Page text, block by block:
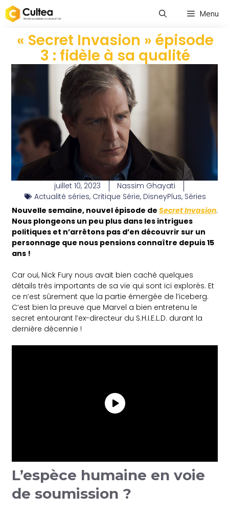
Menu
« Secret Invasion » épisode
3 : fidèle à sa qualité
juillet 10, 2023
Nassim Ghayati
Actualité séries, Critique Série, DisneyPlus, Séries
Nouvelle semaine, nouvel épisode deSecret Invasion.
Nous plongeons un peu plus dans les intrigues
politiques et n’arrêtons pas d’en découvrir sur un
personnage que nous pensions connaître depuis 15
ans !
Car oui, Nick Fury nous avait bien caché quelques
détails très importants de sa vie qui sont ici explorés. Et
ce n’est sûrement que la partie émergée de l’iceberg.
C’est bien la preuve que Marvel a bien entretenu le
secret entourant l’ex-directeur du S.H.I.E.L.D. durant la
dernière décennie !
L’espèce humaine en voie
de soumission ?